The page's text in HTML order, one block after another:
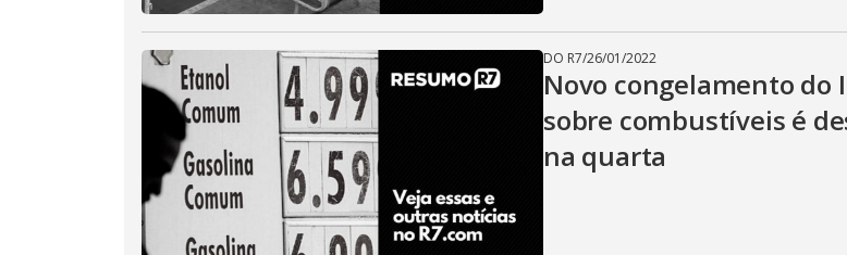
DO R7/26/01/2022
Novo congelamento do
sobre combustíveis é
na quarta